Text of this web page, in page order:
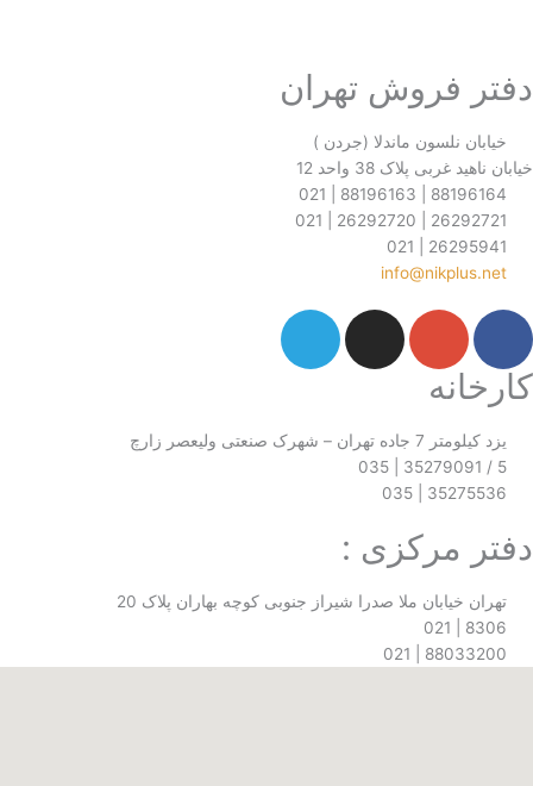
تهران
نلسون ماندلا (جردن )
پلاک 38 واحد 12
صنعتی ولیعصر زارچ
:
ملا صدرا شیراز جنوبی کوچه بهاران پلاک 20